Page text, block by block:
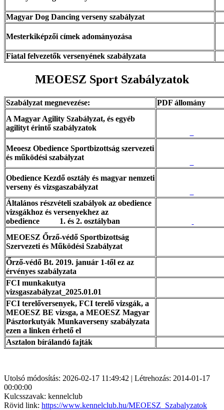
Magyar Dog Dancing verseny szabályzat
Mesterkiképzői címek adományozása
Fiatal felvezetők versenyének szabályzata
MEOESZ Sport Szabályzatok
Szabályzat megnevezése:
PDF állomány
A Magyar Agility Szabályzat, és egyéb
agilityt érintő szabályzatok
Meoesz Obedience Sportbizottság szervezeti
és működési szabályzat
Obedience Kezdő osztály és magyar nemzeti
verseny és vizsgaszabályzat
Általános részvételi szabályok az obedience
vizsgákhoz és versenyekhez az
obedience 1. és 2. osztályban
MEOESZ Őrző-védő Sportbizottság
Szervezeti és Működési Szabályzat
Őrző-védő Bt. 2019. január 1-től ez az
érvényes szabályzata
FCI munkakutya
vizsgaszabályzat_2025.01.01
FCI terelőversenyek, FCI terelő vizsgák, a
MEOESZ BE vizsga, a MEOESZ Magyar
Pásztorkutyák Munkaverseny szabályzata
ezen a linken érhető el
Asztalon bírálandó fajták
Utolsó módosítás: 2026-02-17 11:49:42 | Létrehozás: 2014-01-17
00:00:00
Kulcsszavak: kennelclub
Rövid link: https://www.kennelclub.hu/MEOESZ_Szabalyzatok